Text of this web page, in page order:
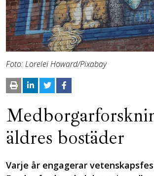
Foto: Lorelei Howard/Pixabay
äldres bostäder
Varje år engagerar